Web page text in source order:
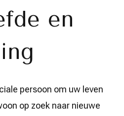
en
persoon om uw leven
op zoek naar nieuwe